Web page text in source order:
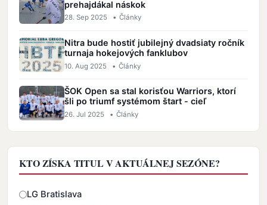
prehajdákal náskok
28. Sep 2025 • Články
Nitra bude hostiť jubilejný dvadsiaty ročník
turnaja hokejových fanklubov
10. Aug 2025 • Články
ŠOK Open sa stal korisťou Warriors, ktorí
šli po triumf systémom štart - cieľ
26. Jul 2025 • Články
KTO ZÍSKA TITUL V AKTUÁLNEJ SEZÓNE?
Odpovede
LG Bratislava